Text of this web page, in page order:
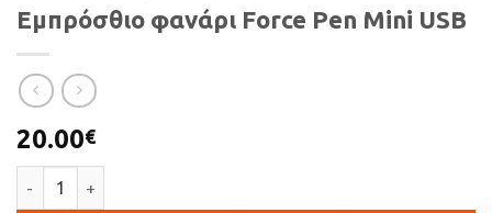
Εμπρόσθιο φανάρι Force Pen Mini USB
20.00€